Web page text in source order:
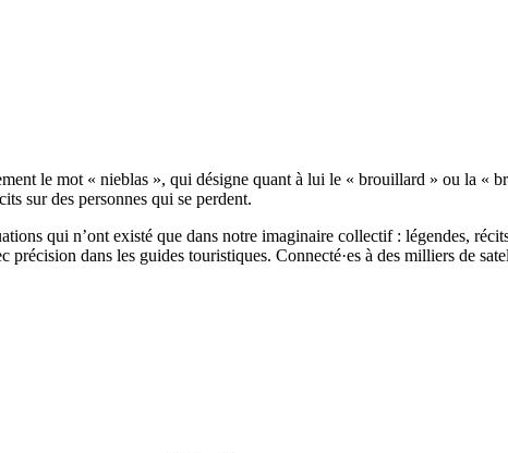
le mot « nieblas », qui désigne quant à lui le « brouillard » ou la «
sur des personnes qui se perdent.
qui n’ont existé que dans notre imaginaire collectif : légendes,
dans les guides touristiques. Connecté·es à des milliers de